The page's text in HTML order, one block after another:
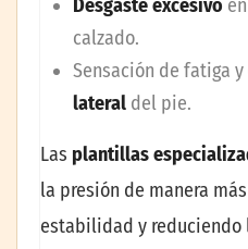
Desgaste excesivo
calzado.
Sensación de fatiga y
lateral del pie.
Las plantillas
la presión de manera
estabilidad y reduciendo